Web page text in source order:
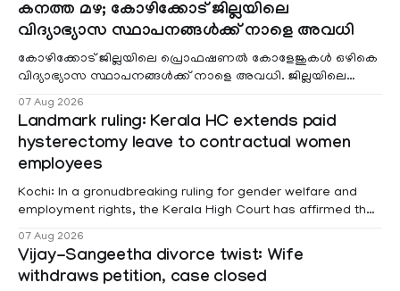
കനത്ത മഴ; കോഴിക്കോട് ജില്ലയിലെ
വിദ്യാഭ്യാസ സ്ഥാപനങ്ങൾക്ക് നാളെ അവധി
കോഴിക്കോട് ജില്ലയിലെ പ്രൊഫഷണൽ കോളേജുകൾ ഒഴികെ
വിദ്യാഭ്യാസ സ്ഥാപനങ്ങൾക്ക് നാളെ അവധി. ജില്ലയിലെ
07 Aug 2026
Landmark ruling: Kerala HC extends paid
hysterectomy leave to contractual women
employees
Kochi: In a gronudbreaking ruling for gender welfare and
employment rights, the Kerala High Court has affirmed that
projects are eligible for paid medical leave following
hysterectomy surgery under the Kerala Service Rules
(KSR). The court noted that since essential benefits like
07 Aug 2026
Vijay-Sangeetha divorce twist: Wife
withdraws petition, case closed